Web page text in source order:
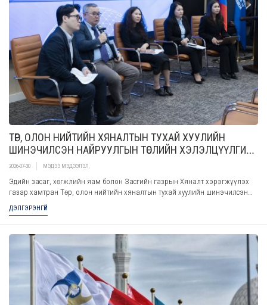
ТӨР, ОЛОН НИЙТИЙН ХЯНАЛТЫН ТУХАЙ ХУУЛИЙН
ШИНЭЧИЛСЭН НАЙРУУЛГЫН ТӨСЛИЙН ХЭЛЭЛЦҮҮЛГИЙГ
ХӨРӨНГӨ ОРУУЛАГЧДЫН ЭРХ АШГИЙГ ХАМГААЛАХ ТӨВД
АЖИЛТНУУДТАЙ САНАЛ СОЛИЛЦЛОО
2026-07-30 МЭДЭЭ МЭДЭЭЛЭЛ
Эдийн засаг, хөгжлийн яам болон Засгийн газрын Хяналт хэрэгжүүлэх
газар хамтран Төр, олон нийтийн хяналтын тухай хуулийн шинэчилсэн
найруулгын төслийг 2026 оны 07 дугаар сарын 30-ны өдөр Хөрөнгө
оруулагчдын эрх ашгийг хамгаалах төвд амжилттай зохион байгууллаа.
ДЭЛГЭРЭНГҮЙ